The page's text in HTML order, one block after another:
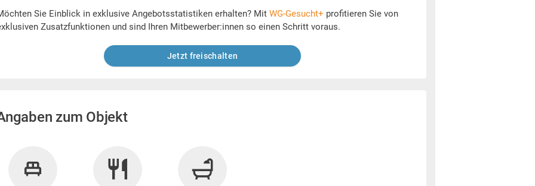
Sie Einblick in exklusive Angebotsstatistiken erhalten? Mit WG-Gesucht+ profitieren Sie von
Zusatzfunktionen und sind Ihren Mitbewerber:innen so einen Schritt voraus.
Jetzt freischalten
zum Objekt